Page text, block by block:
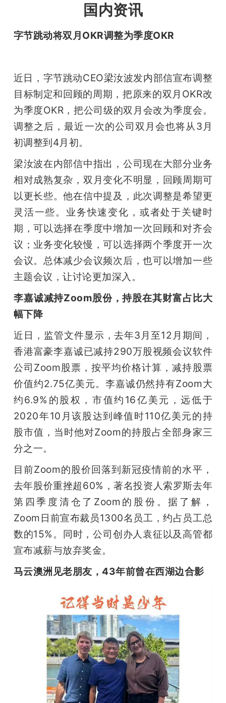
国内资讯
字节跳动将双月OKR调整为季度OKR
近日，字节跳动CEO梁汝波发内部信宣布调整
目标制定和回顾的周期，把原来的双月OKR改
为季度OKR，把公司级的双月会改为季度会。
调整之后，最近一次的公司双月会也将从3月
初调整到4月初。
梁汝波在内部信中指出，公司现在大部分业务
相对成熟复杂，双月变化不明显，回顾周期可
以更长些。他在信中提及，此次调整是希望更
灵活一些。业务快速变化，或者处于关键时
期，可以选择在季度中增加一次回顾和对齐会
议；业务变化较慢，可以选择两个季度开一次
会议。总体减少会议频次后，也可以增加一些
主题会议，让讨论更加深入。
李嘉诚减持Zoom股份，持股在其财富占比大
幅下降
近日，监管文件显示，去年3月至12月期间，
香港富豪李嘉诚已减持290万股视频会议软件
公司Zoom股票，按平均价格计算，减持股票
价值约2.75亿美元。李嘉诚仍然持有Zoom大
约6.9%的股权，市值约16亿美元，远低于
2020年10月该股达到峰值时110亿美元的持
股市值，当时他对Zoom的持股占全部身家三
分之一。
目前Zoom的股价回落到新冠疫情前的水平，
去年股价重挫超60%，著名投资人索罗斯去年
第四季度清仓了Zoom的股份。据了解，
Zoom日前宣布裁员1300名员工，约占员工总
数的15%。同时，公司创办人袁征以及高管都
宣布减薪与放弃奖金。
马云澳洲见老朋友，43年前曾在西湖边合影